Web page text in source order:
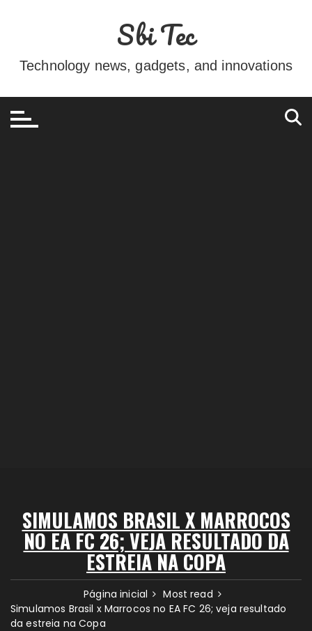
conteúdo
Sbi Tec
Technology news, gadgets, and innovations
SIMULAMOS BRASIL X MARROCOS
NO EA FC 26; VEJA RESULTADO DA
ESTREIA NA COPA
Página inicial
Most read
Simulamos Brasil x Marrocos no EA FC 26; veja resultado
da estreia na Copa